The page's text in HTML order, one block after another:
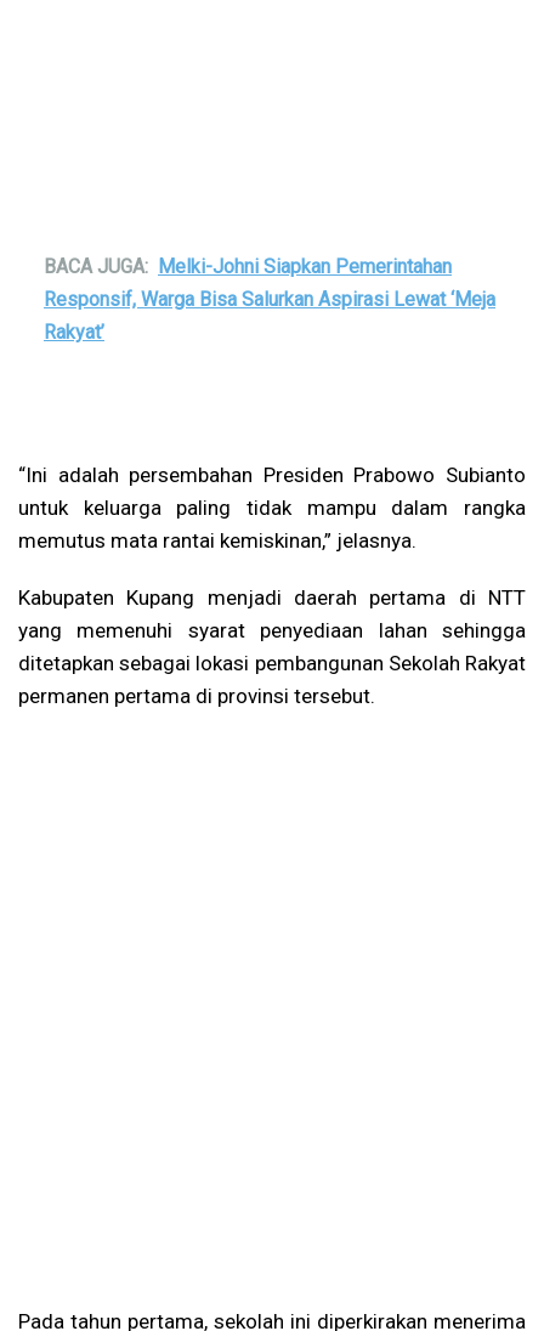
BACA JUGA: Melki-Johni Siapkan Pemerintahan
Responsif, Warga Bisa Salurkan Aspirasi Lewat ‘Meja
Rakyat’
“Ini adalah persembahan Presiden Prabowo Subianto
untuk keluarga paling tidak mampu dalam rangka
memutus mata rantai kemiskinan,” jelasnya.
Kabupaten Kupang menjadi daerah pertama di NTT
yang memenuhi syarat penyediaan lahan sehingga
ditetapkan sebagai lokasi pembangunan Sekolah Rakyat
permanen pertama di provinsi tersebut.
Pada tahun pertama, sekolah ini diperkirakan menerima